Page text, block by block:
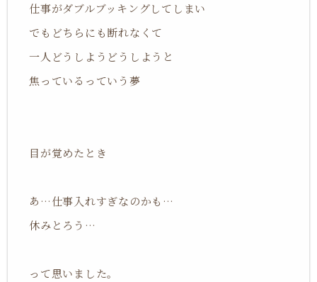
仕事がダブルブッキングしてしまい
でもどちらにも断れなくて
一人どうしようどうしようと
焦っているっていう夢
目が覚めたとき
あ…仕事入れすぎなのかも…
休みとろう…
って思いました。